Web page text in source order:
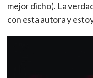
mejor dicho). La
con esta autora y